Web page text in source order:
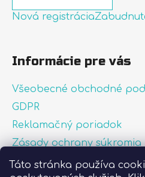
Táto stránka používa
Nová registrácia
Informácie pre vás
Všeobecné obchodné
GDPR
Reklamačný poriadok
Zásady ochrany súkromia
Zásady používania